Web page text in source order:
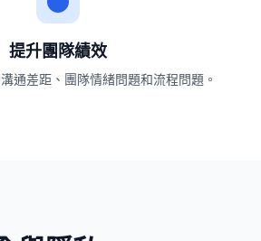
提升團隊績效
通差距、團隊情緒問題和流程問題。